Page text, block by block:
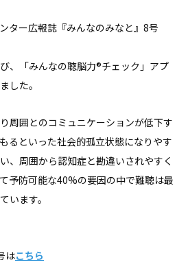
ター広報誌『みんなのみなと』8号
、「みんなの聴脳力®チェック」アプ
した。
周囲とのコミュニケーションが低下す
るといった社会的孤立状態になりやす
、周囲から認知症と勘違いされやすく
予防可能な40%の要因の中で難聴は最
います。
はこちら